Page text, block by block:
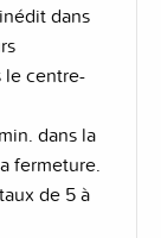
dans
le centre-
dans la
fermeture.
de 5 à